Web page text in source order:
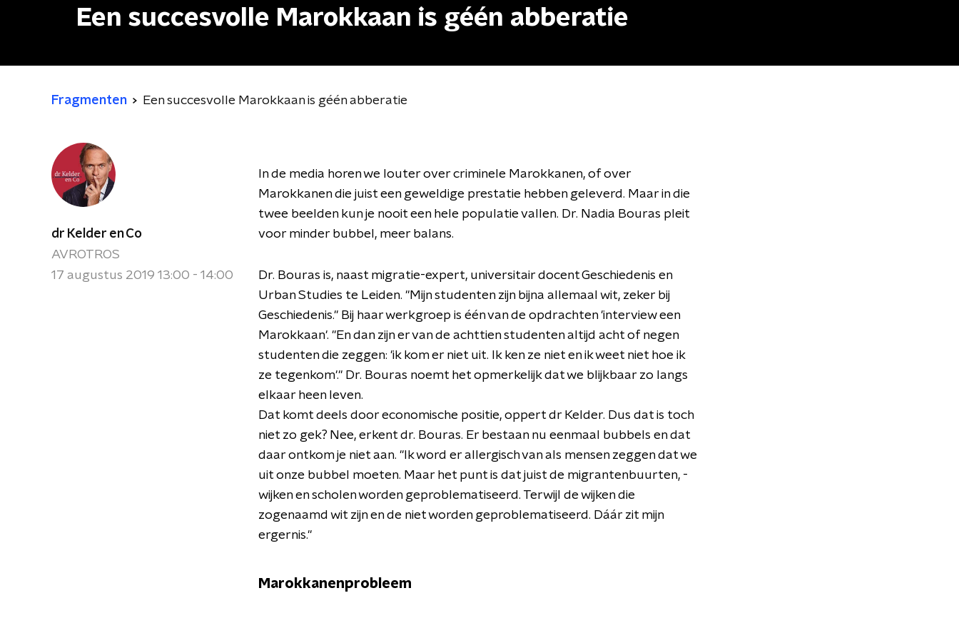
Een succesvolle Marokkaan is géén abberatie
Fragmenten Een succesvolle Marokkaan is géén abberatie
dr Kelder en Co
AVROTROS
17 augustus 2019 13:00 - 14:00
In de media horen we louter over criminele Marokkanen, of over
Marokkanen die juist een geweldige prestatie hebben geleverd. Maar in die
twee beelden kun je nooit een hele populatie vallen. Dr. Nadia Bouras pleit
voor minder bubbel, meer balans.
Dr. Bouras is, naast migratie-expert, universitair docent Geschiedenis en
Urban Studies te Leiden. "Mijn studenten zijn bijna allemaal wit, zeker bij
Geschiedenis." Bij haar werkgroep is één van de opdrachten 'interview een
Marokkaan'. "En dan zijn er van de achttien studenten altijd acht of negen
studenten die zeggen: 'ik kom er niet uit. Ik ken ze niet en ik weet niet hoe ik
ze tegenkom'." Dr. Bouras noemt het opmerkelijk dat we blijkbaar zo langs
elkaar heen leven.
Dat komt deels door economische positie, oppert dr Kelder. Dus dat is toch
niet zo gek? Nee, erkent dr. Bouras. Er bestaan nu eenmaal bubbels en dat
daar ontkom je niet aan. "Ik word er allergisch van als mensen zeggen dat we
uit onze bubbel moeten. Maar het punt is dat juist de migrantenbuurten, -
wijken en scholen worden geproblematiseerd. Terwijl de wijken die
zogenaamd wit zijn en de niet worden geproblematiseerd. Dáár zit mijn
ergernis."
Marokkanenprobleem